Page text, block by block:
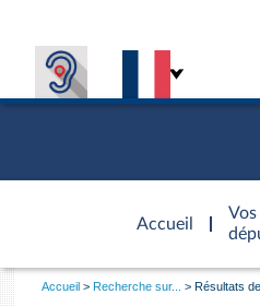
Accueil
d'accueil
Vos
Vous
Accueil Recherche sur... Résultats